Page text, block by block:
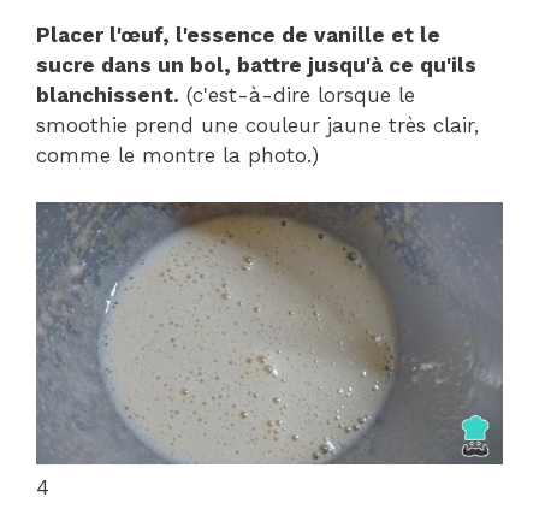
Placer l'œuf, l'essence de vanille et le
sucre dans un bol, battre jusqu'à ce qu'ils
blanchissent. (c'est-à-dire lorsque le
smoothie prend une couleur jaune très clair,
comme le montre la photo.)
4